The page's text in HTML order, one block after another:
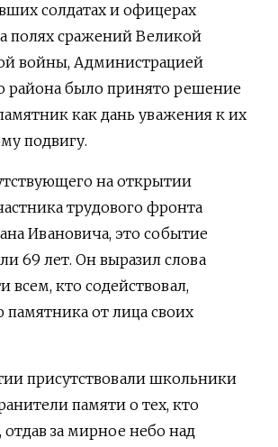
солдатах и офицерах
полях сражений Великой
войны, Администрацией
района было принято решение
как дань уважения к их
подвигу.
на открытии
трудового фронта
Ивановича, это событие
69 лет. Он выразил слова
всем, кто содействовал,
от лица своих
присутствовали школьники
памяти о тех, кто
отдав за мирное небо над